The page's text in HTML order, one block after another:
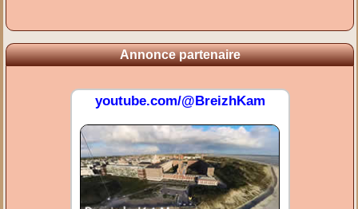
Annonce partenaire
youtube.com/@BreizhKam